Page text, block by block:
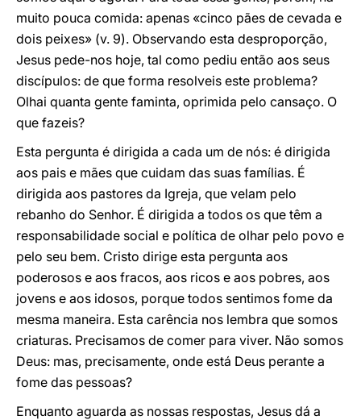
muito pouca comida: apenas «cinco pães de cevada e
dois peixes» (v. 9). Observando esta desproporção,
Jesus pede-nos hoje, tal como pediu então aos seus
discípulos: de que forma resolveis este problema?
Olhai quanta gente faminta, oprimida pelo cansaço. O
que fazeis?
Esta pergunta é dirigida a cada um de nós: é dirigida
aos pais e mães que cuidam das suas famílias. É
dirigida aos pastores da Igreja, que velam pelo
rebanho do Senhor. É dirigida a todos os que têm a
responsabilidade social e política de olhar pelo povo e
pelo seu bem. Cristo dirige esta pergunta aos
poderosos e aos fracos, aos ricos e aos pobres, aos
jovens e aos idosos, porque todos sentimos fome da
mesma maneira. Esta carência nos lembra que somos
criaturas. Precisamos de comer para viver. Não somos
Deus: mas, precisamente, onde está Deus perante a
fome das pessoas?
Enquanto aguarda as nossas respostas, Jesus dá a